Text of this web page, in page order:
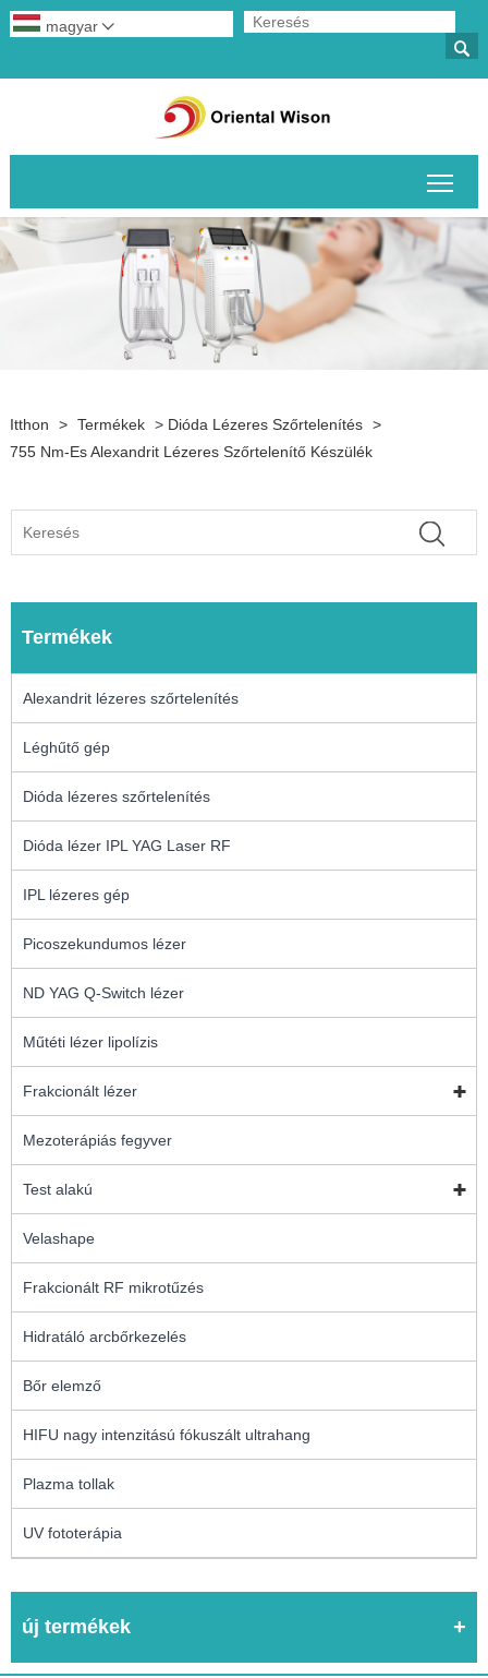

magyar 
Itthon > Termékek > Dióda Lézeres Szőrtelenítés >
755 Nm-Es Alexandrit Lézeres Szőrtelenítő Készülék
Termékek
Alexandrit lézeres szőrtelenítés
Léghűtő gép
Dióda lézeres szőrtelenítés
Dióda lézer IPL YAG Laser RF
IPL lézeres gép
Picoszekundumos lézer
ND YAG Q-Switch lézer
Műtéti lézer lipolízis
Frakcionált lézer
Mezoterápiás fegyver
Test alakú
Velashape
Frakcionált RF mikrotűzés
Hidratáló arcbőrkezelés
Bőr elemző
HIFU nagy intenzitású fókuszált ultrahang
Plazma tollak
UV fototerápia
új termékek